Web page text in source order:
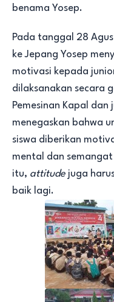
benama Yosep.
Pada tanggal 28
ke Jepang Yosep
motivasi kepada
dilaksanakan secara
Pemesinan Kapal dan
menegaskan bahwa
siswa diberikan
mental dan
itu, attitude juga
baik lagi.